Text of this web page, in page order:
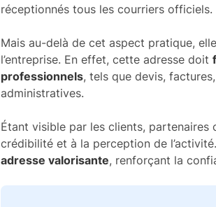
réceptionnés tous les courriers officiels.
Mais au-delà de cet aspect pratique,
l’entreprise. En effet, cette adresse doit
professionnels, tels que devis,
administratives.
Étant visible par les clients,
crédibilité et à la perception de
adresse valorisante, renforçant la